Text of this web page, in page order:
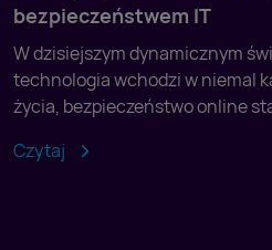
bezpieczeństwem IT
W dzisiejszym dynamicznym
technologia wchodzi w niemal
życia, bezpieczeństwo online
Czytaj